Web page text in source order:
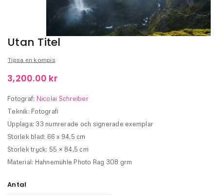
Utan Titel
Tipsa en kompis
3,200.00 kr
Fotograf: Nicolai Schreiber
Teknik: Fotografi
Upplaga: 33 numrerade och signerade exemplar
Storlek blad: 66 x 94,5 cm
Storlek tryck: 55 × 84,5 cm
Material: Hahnemühle Photo Rag 308 grm
Antal